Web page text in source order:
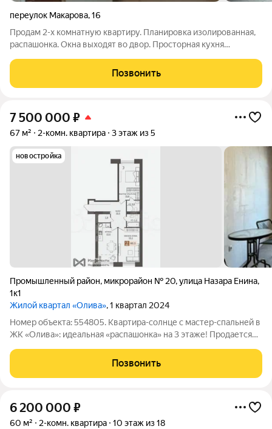
переулок Макарова,16
Продам 2-х комнатную квартиру. Планировка изолированная,
распашонка. Окна выходят во двор. Просторная кухня
которые можно спускаться с балкона. Санузел раздельный.
Квартира требует ремонта,
Позвонить
7 500 000 ₽
67 м² 2-комн. квартира 3 этаж из 5
новостройка
Промышленный район, микрорайон № 20,улица Назара Енина,
1к1
Жилой квартал «Олива», 1 квартал 2024
Номер объекта: 554805. Квартира-солнце с мастер-спальней в
ЖК «Олива»: идеальная «распашонка» на 3 этаже! Продается
нет чужого ремонта, зато есть умная планировка премиум-
класса и идеальные
Позвонить
6 200 000 ₽
60 м² 2-комн. квартира 10 этаж из 18